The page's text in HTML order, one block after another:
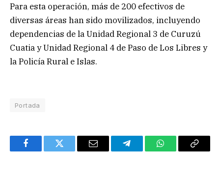
Para esta operación, más de 200 efectivos de
diversas áreas han sido movilizados, incluyendo
dependencias de la Unidad Regional 3 de Curuzú
Cuatia y Unidad Regional 4 de Paso de Los Libres y
la Policía Rural e Islas.
Portada
FacebookTwitter Email TelegramWhatsAppCopy